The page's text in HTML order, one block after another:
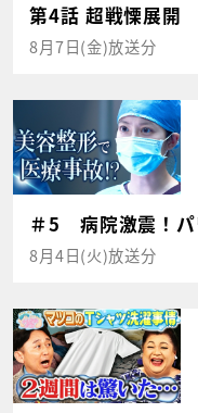
第4話 超戦慄展開
8月7日(金)放送分
＃5 病院激震！パ
8月4日(火)放送分